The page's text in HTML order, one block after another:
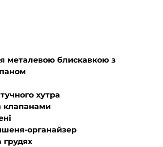
металевою блискавкою з
хутра
клапанами
органайзер
грудях